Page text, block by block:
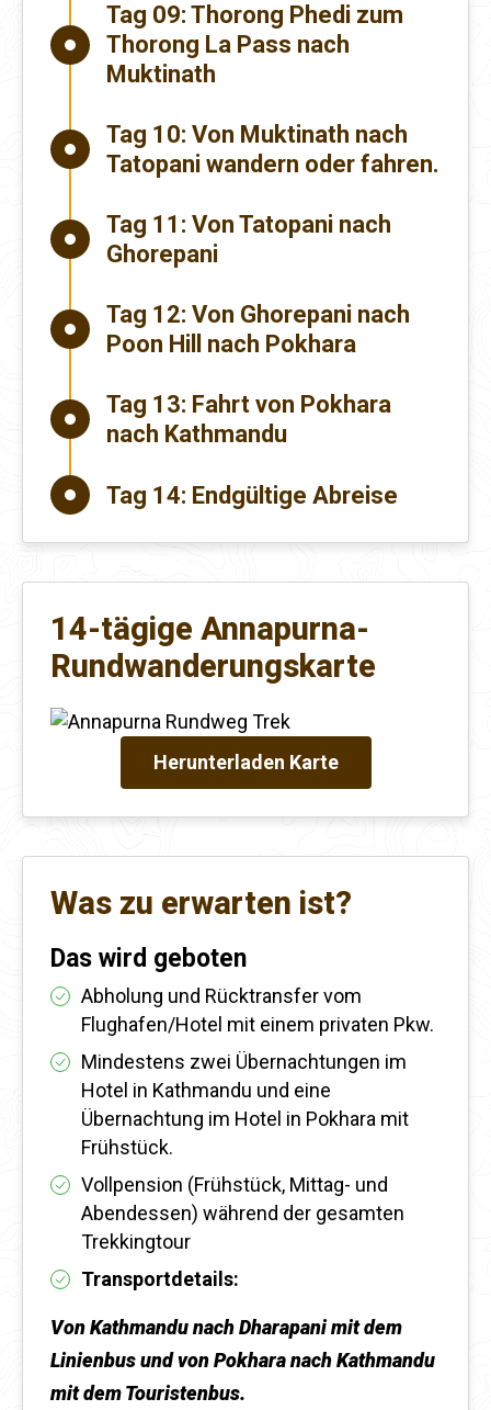
Tag 09: Thorong Phedi zum
Thorong La Pass nach
Muktinath
Tag 10: Von Muktinath nach
Tatopani wandern oder fahren.
Tag 11: Von Tatopani nach
Ghorepani
Tag 12: Von Ghorepani nach
Poon Hill nach Pokhara
Tag 13: Fahrt von Pokhara
nach Kathmandu
Tag 14: Endgültige Abreise
14-tägige Annapurna-
Rundwanderungskarte
Herunterladen Karte
Was zu erwarten ist?
Das wird geboten
Abholung und Rücktransfer vom
Flughafen/Hotel mit einem privaten Pkw.
Mindestens zwei Übernachtungen im
Hotel in Kathmandu und eine
Übernachtung im Hotel in Pokhara mit
Frühstück.
Vollpension (Frühstück, Mittag- und
Abendessen) während der gesamten
Trekkingtour
Transportdetails:
Von Kathmandu nach Dharapani mit dem
Linienbus und von Pokhara nach Kathmandu
mit dem Touristenbus.